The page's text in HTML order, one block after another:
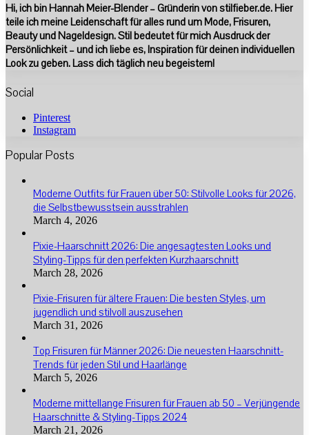
Hi, ich bin Hannah Meier-Blender – Gründerin von stilfieber.de. Hier
teile ich meine Leidenschaft für alles rund um Mode, Frisuren,
Beauty und Nageldesign. Stil bedeutet für mich Ausdruck der
Persönlichkeit – und ich liebe es, Inspiration für deinen individuellen
Look zu geben. Lass dich täglich neu begeistern!
Social
Pinterest
Instagram
Popular Posts
Moderne Outfits für Frauen über 50: Stilvolle Looks für 2026,
die Selbstbewusstsein ausstrahlen
March 4, 2026
Pixie-Haarschnitt 2026: Die angesagtesten Looks und
Styling-Tipps für den perfekten Kurzhaarschnitt
March 28, 2026
Pixie-Frisuren für ältere Frauen: Die besten Styles, um
jugendlich und stilvoll auszusehen
March 31, 2026
Top Frisuren für Männer 2026: Die neuesten Haarschnitt-
Trends für jeden Stil und Haarlänge
March 5, 2026
Moderne mittellange Frisuren für Frauen ab 50 – Verjüngende
Haarschnitte & Styling-Tipps 2024
March 21, 2026